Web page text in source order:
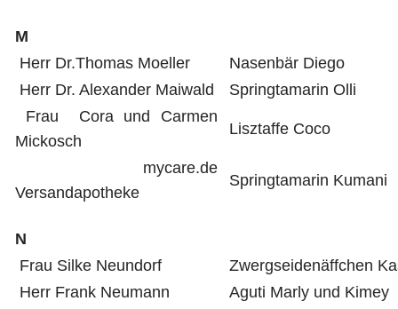
M
Herr Dr.Thomas Moeller
Nasenbär Diego
Herr Dr. Alexander Maiwald
Springtamarin Olli
Frau Cora und Carmen
Mickosch
Lisztaffe Coco
mycare.de
Versandapotheke
Springtamarin Kumani
N
Frau Silke Neundorf
Zwergseidenäffchen
Herr Frank Neumann
Aguti Marly und Kimey